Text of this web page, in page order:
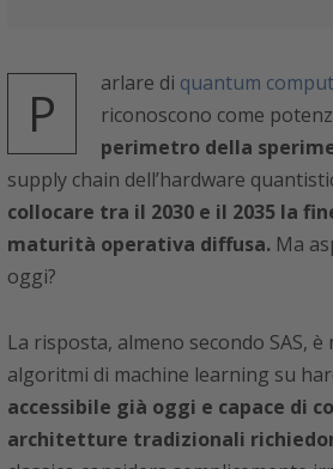
P arlare di quantum
riconoscono come
perimetro della
supply chain dell’hardware
collocare tra il 2030 e il 2035 la
maturità operativa diffusa.Ma
oggi?
La risposta, almeno secondo SAS,
algoritmi di machine learning su
accessibile già oggi e capace di
architetture tradizionali